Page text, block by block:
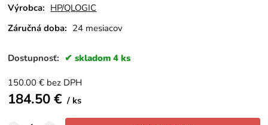
Výrobca: HP/QLOGIC
Záručná doba: 24 mesiacov
Dostupnosť: skladom 4 ks
150.00 € bez DPH
184.50€ ks